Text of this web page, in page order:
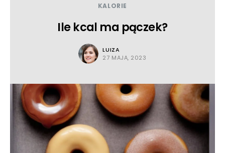
KALORIE
Ile kcal ma pączek?
LUIZA
27 MAJA, 2023